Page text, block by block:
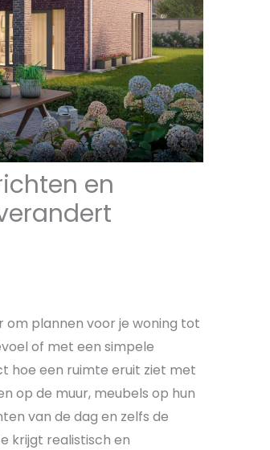
en
om plannen voor je woning tot
of met een simpele
hoe een ruimte eruit ziet met
op de muur, meubels op hun
van de dag en zelfs de
krijgt realistisch en